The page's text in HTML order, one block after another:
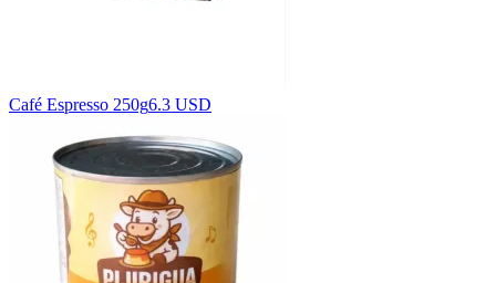
Café Espresso 250g6.3 USD